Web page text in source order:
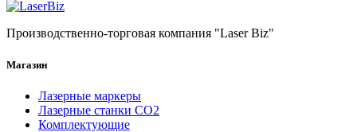
Производственно-торговая компания "Laser Biz"
Магазин
Лазерные маркеры
Лазерные станки СО2
Комплектующие